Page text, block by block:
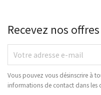
Recevez nos
Vous pouvez vous désinscrire à
informations de contact dans